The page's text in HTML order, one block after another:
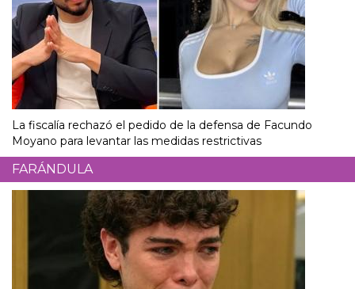
La fiscalía rechazó el pedido de la defensa de Facundo
Moyano para levantar las medidas restrictivas
FARÁNDULA